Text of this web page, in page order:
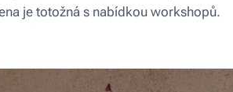
je totožná s nabídkou workshopů. 🎁